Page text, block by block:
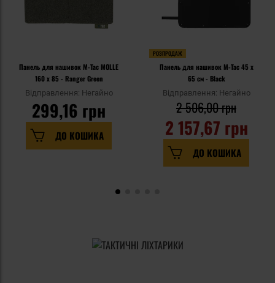
Панель для нашивок M-Tac MOLLE
160 x 85 - Ranger Green
Відправлення: Негайно
299,16 грн
ДО КОШИКА
РОЗПРОДАЖ
Панель для нашивок M-Tac 45 x
65 см - Black
Відправлення: Негайно
2 157,67 грн
2 506,00 грн
ДО КОШИКА